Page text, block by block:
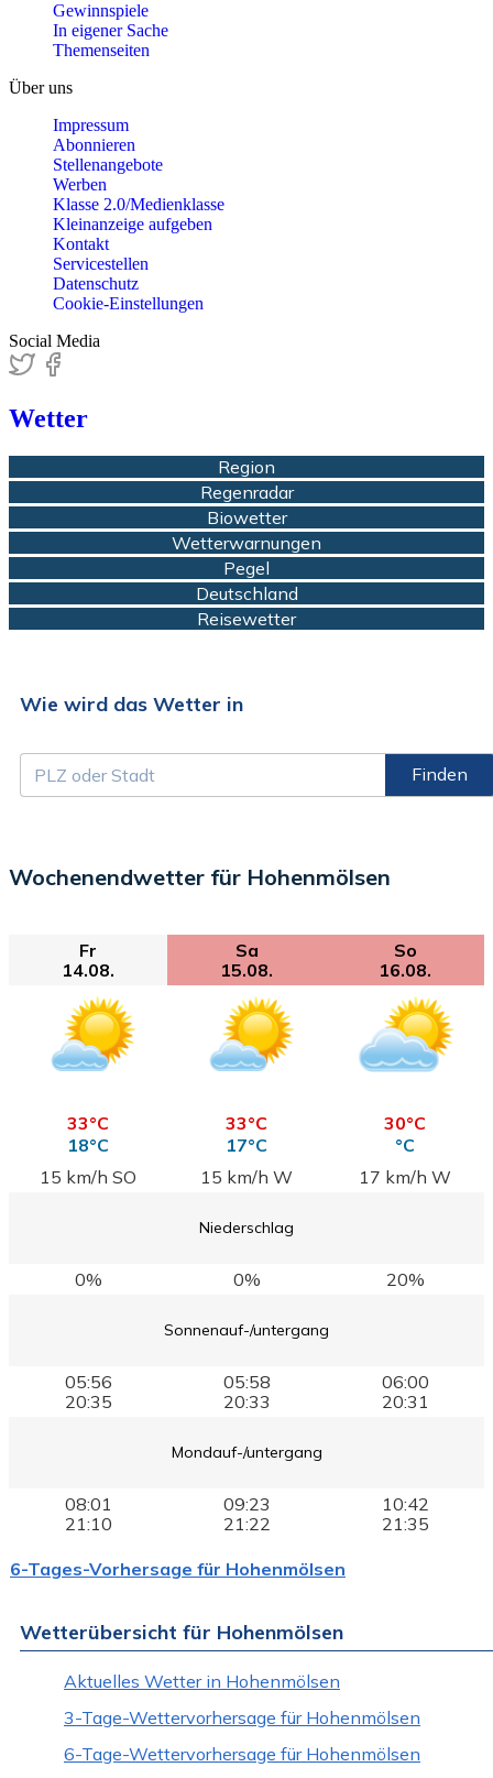
Gewinnspiele
In eigener Sache
Themenseiten
Über uns
Impressum
Abonnieren
Stellenangebote
Werben
Klasse 2.0/Medienklasse
Kleinanzeige aufgeben
Kontakt
Servicestellen
Datenschutz
Cookie-Einstellungen
Social Media
Wetter
Region
Regenradar
Biowetter
Wetterwarnungen
Pegel
Deutschland
Reisewetter
Wie wird das Wetter in
Finden
Wochenendwetter für Hohenmölsen
Fr
14.08.
Sa
15.08.
So
16.08.
33°C
18°C
33°C
17°C
30°C
°C
15 km/h SO
15 km/h W 17 km/h W
Niederschlag
0% 0% 20%
Sonnenauf-/untergang
05:56
20:35
05:58
20:33
06:00
20:31
Mondauf-/untergang
08:01
21:10
09:23
21:22
10:42
21:35
6-Tages-Vorhersage für Hohenmölsen
Wetterübersicht für Hohenmölsen
Aktuelles Wetter in Hohenmölsen
3-Tage-Wettervorhersage für Hohenmölsen
6-Tage-Wettervorhersage für Hohenmölsen